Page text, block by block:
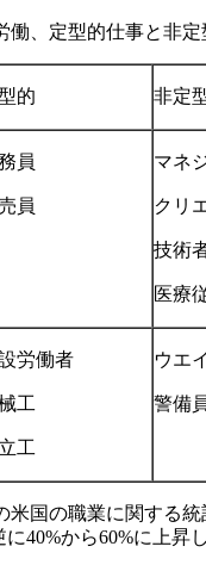
働、定型的仕事と非
的 非定
員
員
マネ
クリ
技術
医療
労働者
工
工
ウエ
警備
米国の職業に関する
40%から60%に上